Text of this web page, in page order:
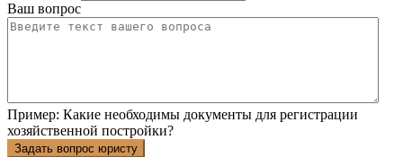
Ваш вопрос
Пример: Какие необходимы документы для регистрации
хозяйственной постройки?
Задать вопрос юристу